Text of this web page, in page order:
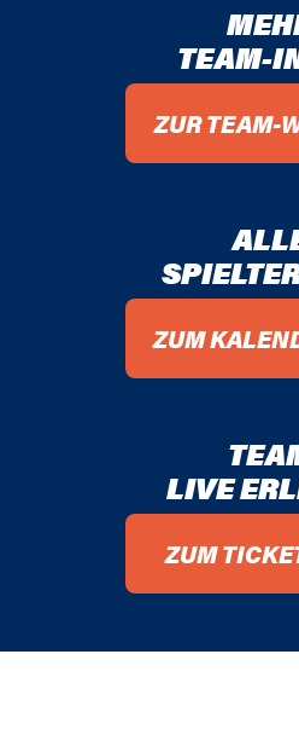
TEAM-
ZUR TEAM-
ZUM
LIVE
ZUM